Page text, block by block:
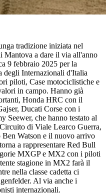
tradizione iniziata nel
Mantova a dare il via all'anno
9 febbraio 2025 per la
degli Internazionali d'Italia
piloti, Case motociclistiche e
in campo. Hanno già
Honda HRC con il
Ducati Corse con i
Seewer, che hanno testato al
di Viale Learco Guerra,
Ben Watson e il nuovo arrivo
a rappresentare Red Bull
MXGP e MX2 con i piloti
stagione in MX2 farà il
nella classe cadetta ci
Al via anche i
internazionali.